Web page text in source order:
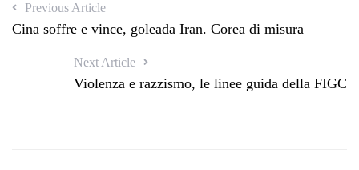
Previous Article
Cina soffre e vince, goleada Iran. Corea di misura
Next Article
Violenza e razzismo, le linee guida della FIGC